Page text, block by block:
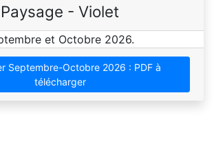
Paysage - Violet
Septembre-Octobre 2026 : PDF à
télécharger